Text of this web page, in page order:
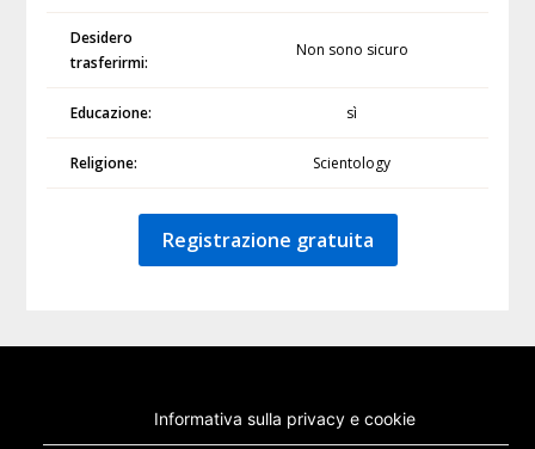
Desidero
trasferirmi:
Non sono sicuro
Educazione: sì
Religione: Scientology
Registrazione gratuita
Informativa sulla privacy e cookie